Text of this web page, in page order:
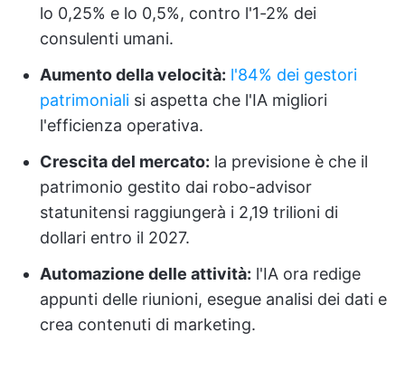
lo 0,25% e lo 0,5%, contro l'1-2% dei
consulenti umani.
Aumento della velocità: l'84% dei gestori
patrimoniali si aspetta che l'IA migliori
l'efficienza operativa.
Crescita del mercato: la previsione è che il
patrimonio gestito dai robo-advisor
statunitensi raggiungerà i 2,19 trilioni di
dollari entro il 2027.
Automazione delle attività: l'IA ora redige
appunti delle riunioni, esegue analisi dei dati e
crea contenuti di marketing.